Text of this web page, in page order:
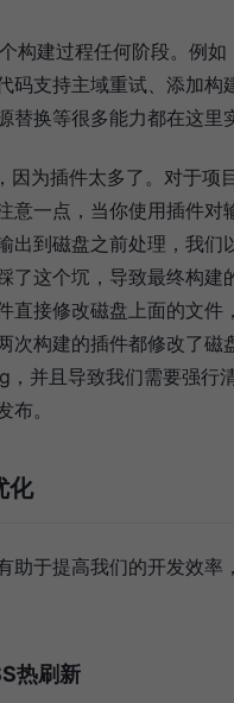
构建过程任何阶段。例如
码支持主域重试、添加构
替换等很多能力都在这里
因为插件太多了。对于项
意一点，当你使用插件对
出到磁盘之前处理，我们
了这个坈，导致最终构建
直接修改磁盘上面的文件
次构建的插件都修改了磁
，并且导致我们需要强行
布。
化
助于提高我们的开发效率
热刷新